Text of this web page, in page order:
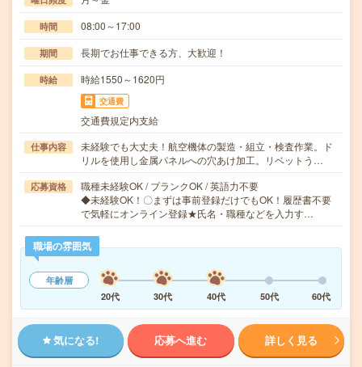
時間 08:00～17:00
期間 長期でお仕事できる方、大歓迎！
時給 時給1550～1620円
交通費
交通費規定内支給
仕事内容
未経験でも大丈夫！航空機体の製造・組立・検査作業。ド
リルを使用し金属パネルへの穴あけ加工。リベットう…
応募資格
職種未経験OK / ブランクOK / 英語力不要
◆未経験OK！〇まずは事前登録だけでもOK！履歴書不要
で気軽にオンライン登録★氏名・職種などを入力す…
職場の雰囲気
年齢層
20代
30代 40代 50代 60代
気になる! 応募へ進む 詳しく見る